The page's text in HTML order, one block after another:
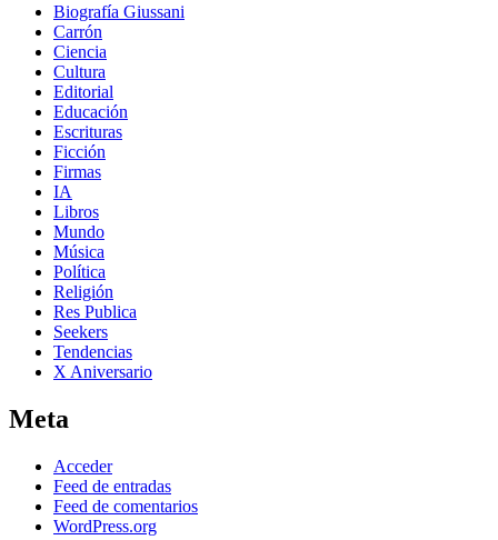
Biografía Giussani
Carrón
Ciencia
Cultura
Editorial
Educación
Escrituras
Ficción
Firmas
IA
Libros
Mundo
Música
Política
Religión
Res Publica
Seekers
Tendencias
X Aniversario
Meta
Acceder
Feed de entradas
Feed de comentarios
WordPress.org